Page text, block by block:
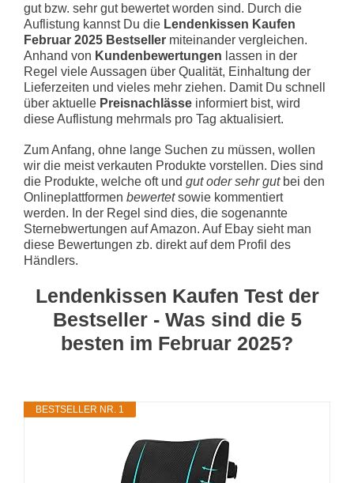
gut bzw. sehr gut bewertet worden sind. Durch die
Auflistung kannst Du die Lendenkissen Kaufen
Februar 2025 Bestseller miteinander vergleichen.
Anhand von Kundenbewertungen lassen in der
Regel viele Aussagen über Qualität, Einhaltung der
Lieferzeiten und vieles mehr ziehen. Damit Du schnell
über aktuelle Preisnachlässe informiert bist, wird
diese Auflistung mehrmals pro Tag aktualisiert.
Zum Anfang, ohne lange Suchen zu müssen, wollen
wir die meist verkauten Produkte vorstellen. Dies sind
die Produkte, welche oft und gut oder sehr gutbei den
Onlineplattformen bewertetsowie kommentiert
werden. In der Regel sind dies, die sogenannte
Sternebwertungen auf Amazon. Auf Ebay sieht man
diese Bewertungen zb. direkt auf dem Profil des
Händlers.
Lendenkissen Kaufen Test der
Bestseller - Was sind die 5
besten im Februar 2025?
BESTSELLER NR. 1